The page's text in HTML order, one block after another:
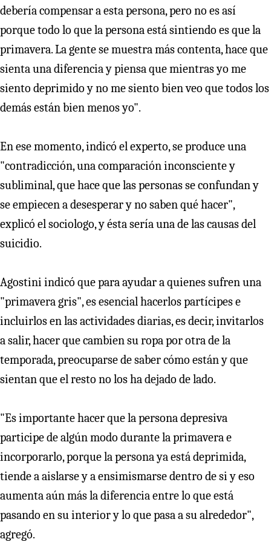
debería compensar a esta persona, pero no es así
porque todo lo que la persona está sintiendo es que la
primavera. La gente se muestra más contenta, hace que
sienta una diferencia y piensa que mientras yo me
siento deprimido y no me siento bien veo que todos los
demás están bien menos yo".
En ese momento, indicó el experto, se produce una
"contradicción, una comparación inconsciente y
subliminal, que hace que las personas se confundan y
se empiecen a desesperar y no saben qué hacer",
explicó el sociologo, y ésta sería una de las causas del
suicidio.
Agostini indicó que para ayudar a quienes sufren una
"primavera gris", es esencial hacerlos partícipes e
incluirlos en las actividades diarias, es decir, invitarlos
a salir, hacer que cambien su ropa por otra de la
temporada, preocuparse de saber cómo están y que
sientan que el resto no los ha dejado de lado.
"Es importante hacer que la persona depresiva
participe de algún modo durante la primavera e
incorporarlo, porque la persona ya está deprimida,
tiende a aislarse y a ensimismarse dentro de si y eso
aumenta aún más la diferencia entre lo que está
pasando en su interior y lo que pasa a su alrededor",
agregó.